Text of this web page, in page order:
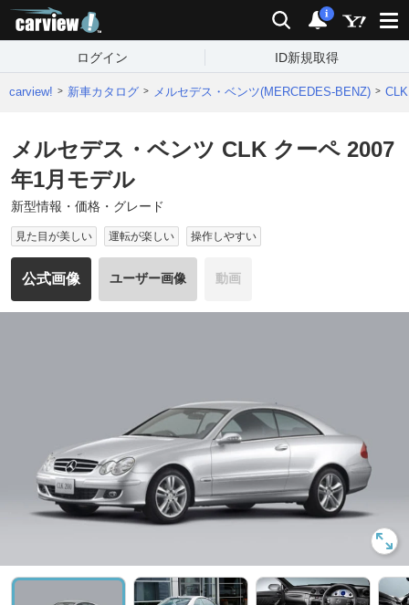
検索 通知
i
ログイン ID新規取得
carview! 新車カタログ メルセデス・ベンツ(MERCEDES-BENZ)
メルセデス・ベンツ CLK クーペ 2007
年1月モデル
新型情報・価格・グレード
見た目が美しい 運転が楽しい 操作しやすい
公式画像 ユーザー画像 動画